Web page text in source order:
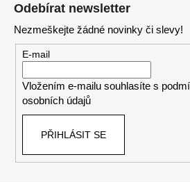
Odebírat newsletter
Nezmeškejte žádné novinky či slevy!
E-mail
Vložením e-mailu souhlasíte s
osobních údajů
PŘIHLÁSIT SE